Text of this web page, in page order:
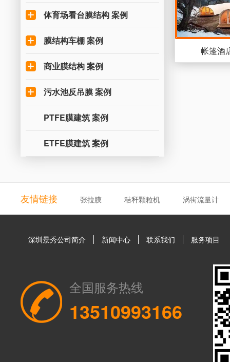
体育场看台膜结构 案例
膜结构车棚 案例
商业膜结构 案例
污水池反吊膜 案例
PTFE膜建筑 案例
ETFE膜建筑 案例
帐篷酒
友情链接 张拉膜 秸秆颗粒机 涡街流量计
深圳景秀公司简介 新闻中心 联系我们 服务项目
全国服务热线
13510993166